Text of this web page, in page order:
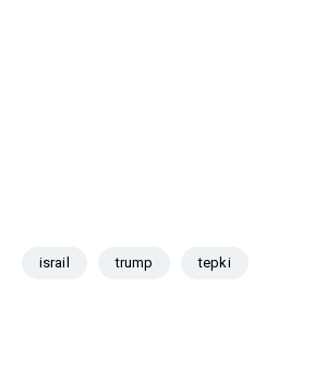
israil trump tepki